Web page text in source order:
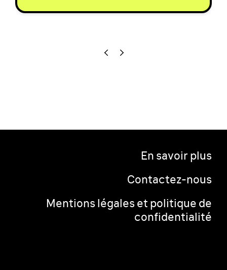
En savoir plus
Contactez-nous
Mentions légales et politique de
confidentialité